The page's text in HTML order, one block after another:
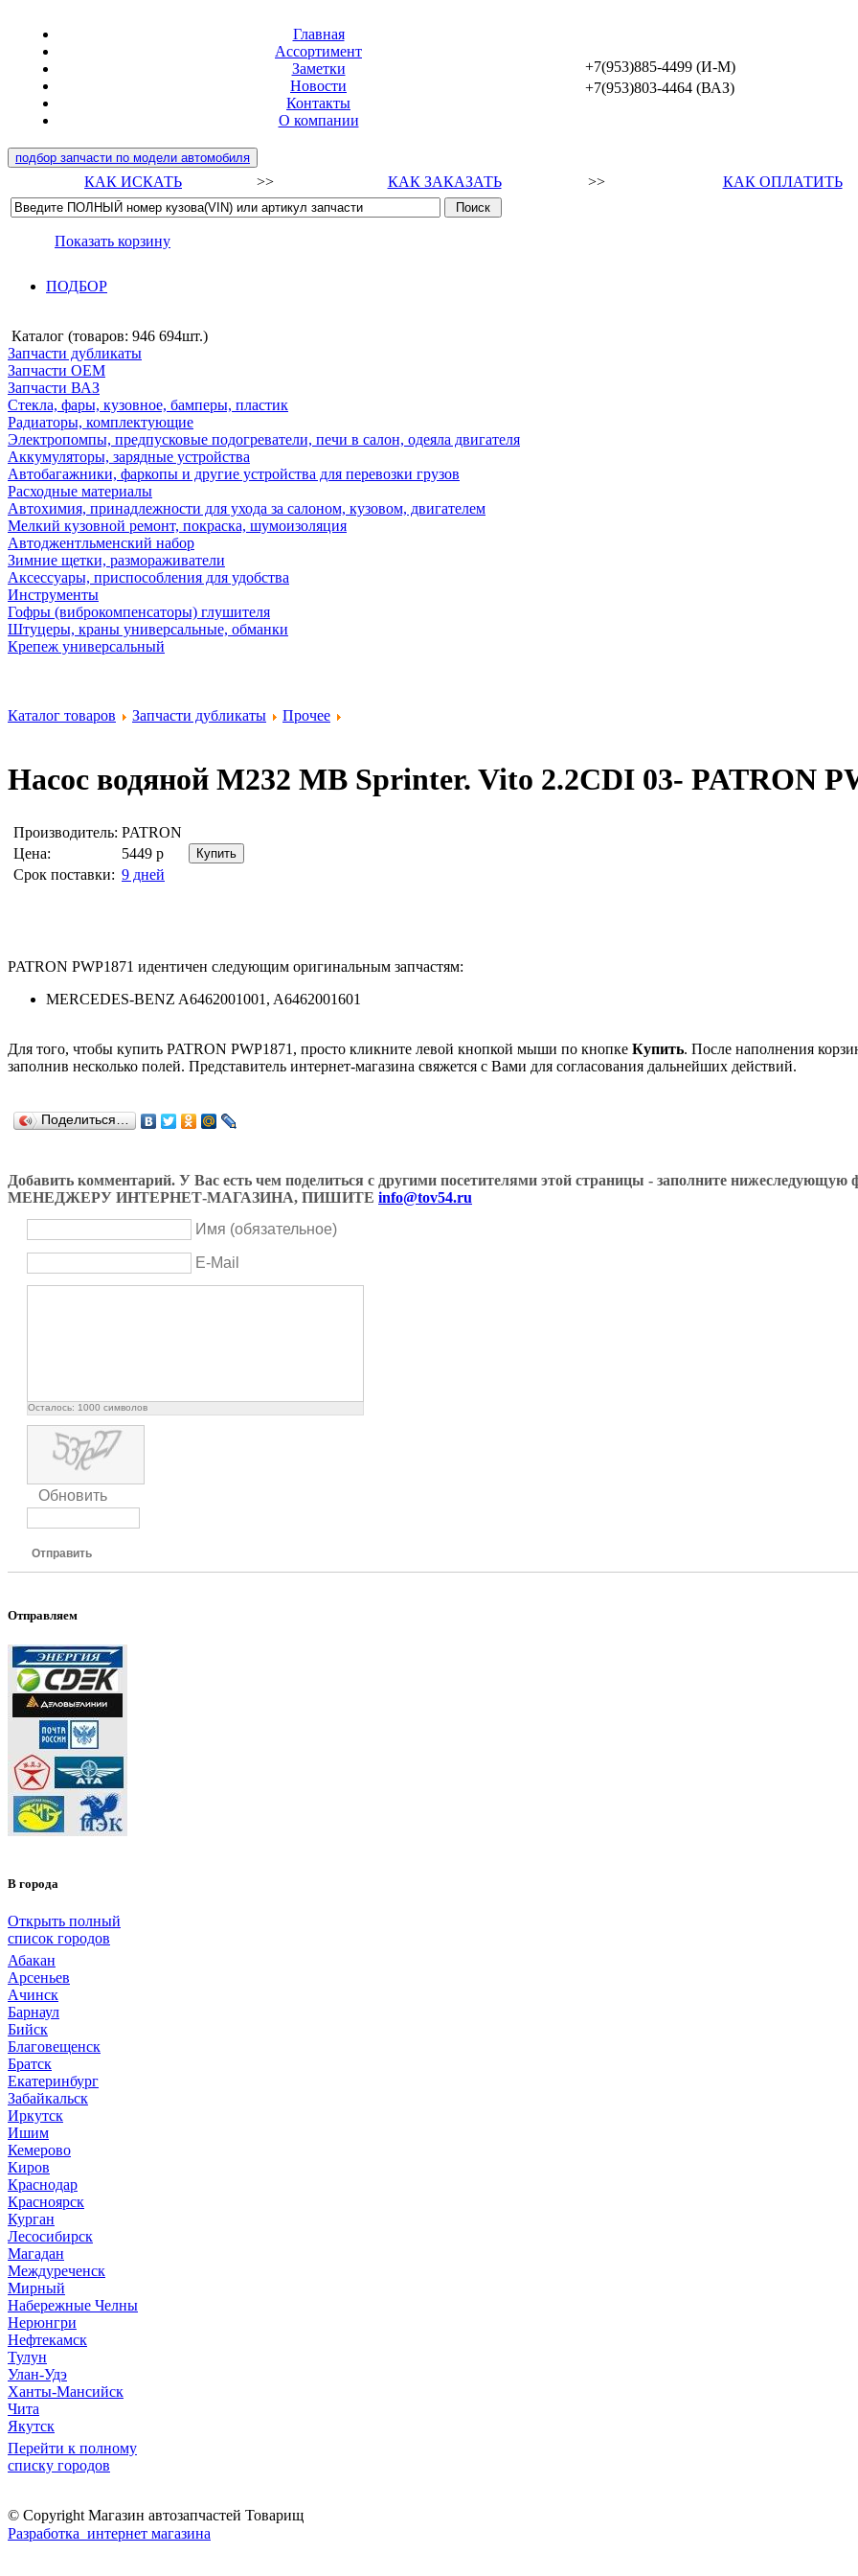
Главная
Ассортимент
Заметки
Новости
Контакты
О компании
+7(953)885-4499 (И-М)
+7(953)803-4464 (ВАЗ)
подбор запчасти по модели автомобиля
КАК ИСКАТЬ >> КАК ЗАКАЗАТЬ >> КАК ОПЛАТИТЬ
Показать корзину
ПОДБОР
Каталог (товаров: 946 694шт.)
Запчасти дубликаты
Запчасти ОЕМ
Запчасти ВАЗ
Стекла, фары, кузовное, бамперы, пластик
Радиаторы, комплектующие
Электропомпы, предпусковые подогреватели, печи в салон, одеяла двигателя
Аккумуляторы, зарядные устройства
Автобагажники, фаркопы и другие устройства для перевозки грузов
Расходные материалы
Автохимия, принадлежности для ухода за салоном, кузовом, двигателем
Мелкий кузовной ремонт, покраска, шумоизоляция
Автоджентльменский набор
Зимние щетки, размораживатели
Аксессуары, приспособления для удобства
Инструменты
Гофры (виброкомпенсаторы) глушителя
Штуцеры, краны универсальные, обманки
Крепеж универсальный
Каталог товаров Запчасти дубликаты Прочее
Насос водяной M232 MB Sprinter. Vito 2.2CDI 03- PATRON
Производитель: PATRON
Цена:
5449 р
Срок поставки: 9 дней
PATRON PWP1871 идентичен следующим оригинальным запчастям:
MERCEDES-BENZ A6462001001, A6462001601
Для того, чтобы купить PATRON PWP1871, просто кликните левой кнопкой мыши по кнопке Купить. После наполнения
заполнив несколько полей. Представитель интернет-магазина свяжется с Вами для согласования дальнейших действий.
Поделиться…
Добавить комментарий. У Вас есть чем поделиться с другими посетителями этой страницы - заполните
МЕНЕДЖЕРУ ИНТЕРНЕТ-МАГАЗИНА, ПИШИТЕ info@tov54.ru
Имя (обязательное)
E-Mail
Осталось: 1000 символов
Обновить
Отправить
Отправляем
В города
Открыть полный
список городов
Абакан
Арсеньев
Ачинск
Барнаул
Бийск
Благовещенск
Братск
Екатеринбург
Забайкальск
Иркутск
Ишим
Кемерово
Киров
Краснодар
Красноярск
Курган
Лесосибирск
Магадан
Междуреченск
Мирный
Набережные Челны
Нерюнгри
Нефтекамск
Тулун
Улан-Удэ
Ханты-Мансийск
Чита
Якутск
Перейти к полному
списку городов
© Copyright Магазин автозапчастей Товарищ
Разработка интернет магазина